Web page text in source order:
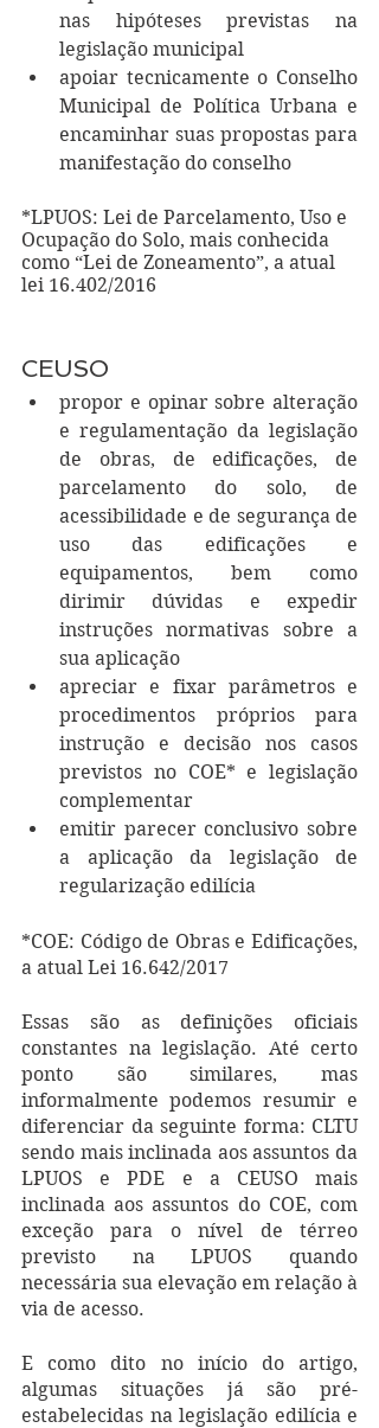
nas hipóteses previstas na
legislação municipal
apoiar tecnicamente o Conselho
Municipal de Política Urbana e
encaminhar suas propostas para
manifestação do conselho
*LPUOS: Lei de Parcelamento, Uso e
Ocupação do Solo, mais conhecida
como “Lei de Zoneamento”, a atual
lei 16.402/2016
CEUSO
propor e opinar sobre alteração
e regulamentação da legislação
de obras, de edificações, de
parcelamento do solo, de
acessibilidade e de segurança de
uso das edificações e
equipamentos, bem como
dirimir dúvidas e expedir
instruções normativas sobre a
sua aplicação
apreciar e fixar parâmetros e
procedimentos próprios para
instrução e decisão nos casos
previstos no COE* e legislação
complementar
emitir parecer conclusivo sobre
a aplicação da legislação de
regularização edilícia
*COE: Código de Obras e Edificações,
a atual Lei 16.642/2017
Essas são as definições oficiais
constantes na legislação. Até certo
ponto são similares, mas
informalmente podemos resumir e
diferenciar da seguinte forma: CLTU
sendo mais inclinada aos assuntos da
LPUOS e PDE e a CEUSO mais
inclinada aos assuntos do COE, com
exceção para o nível de térreo
previsto na LPUOS quando
necessária sua elevação em relação à
via de acesso.
E como dito no início do artigo,
algumas situações já são pré-
estabelecidas na legislação edilícia e